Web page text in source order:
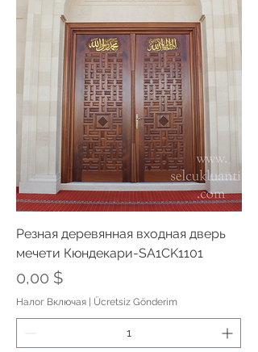
Резная деревянная входная дверь
мечети Кюндекари-SA1CK1101
Цена
0,00 $
Налог Включая | Ücretsiz Gönderim